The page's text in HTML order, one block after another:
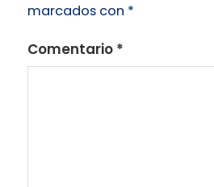
marcados con *
Comentario *